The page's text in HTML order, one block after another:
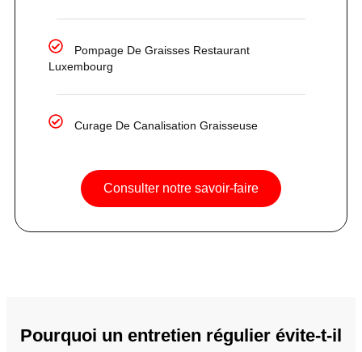
Pompage De Graisses Restaurant
Luxembourg
Curage De Canalisation Graisseuse
Consulter notre savoir-faire
Pourquoi un entretien régulier évite-t-il